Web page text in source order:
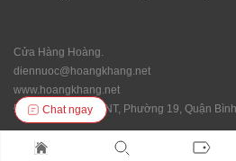
Cửa Hàng Hoàng.
diennuoc@hoangkhang.net
www.hoangkhang.net
Địa chỉ: 92/146 XVNT, Phường 19, Quận
Chat ngay